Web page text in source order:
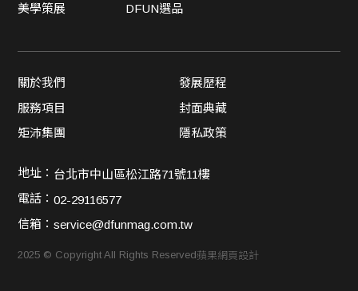
美學策展
DFUN選品
關於我們
發展歷程
服務項目
封面典藏
矩沛集團
隱私政策
地址： 台北市中山區松江路71號11樓
電話：02-29116577
信箱：service@dfunmag.com.tw
2025 © Copyright All Rights Reserved蘋果網頁設計